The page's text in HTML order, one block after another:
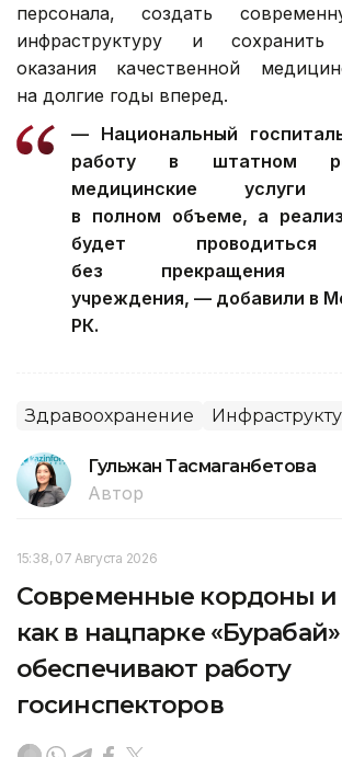
персонала, создать
инфраструктуру и сохранить
оказания качественной
на долгие годы вперед.
— Национальный
работу в штатном
медицинские услуги
в полном объеме, а
будет
без прекращения
учреждения, — добавили в
РК.
Здравоохранение
Гульжан Тасмаганбетова
Автор
15:38, 07 Августа 2026
Современные кордоны и
как в нацпарке «Бурабай»
обеспечивают работу
госинспекторов